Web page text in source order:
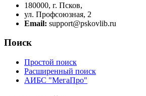
180000, г. Псков,
ул. Профсоюзная, 2
Email: support@pskovlib.ru
Поиск
Простой поиск
Расширенный поиск
АИБС "МегаПро"